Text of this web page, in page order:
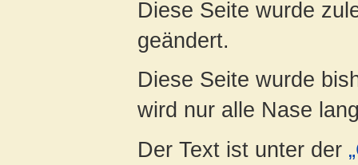
Diese Seite wurde
geändert.
Diese Seite wurde
wird nur alle Nase
Der Text ist unter der